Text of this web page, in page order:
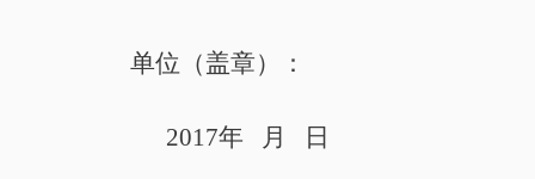
单位 （盖章） ：
2017年 月 日